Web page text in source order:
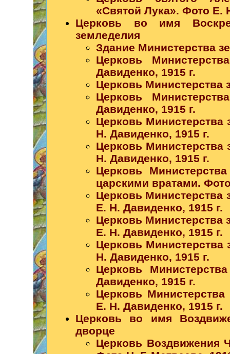
«Святой Лука». Фото Е.
Церковь во имя
земледелия
Здание Министерства
Церковь
Давиденко, 1915 г.
Церковь Министерства
Церковь
Давиденко, 1915 г.
Церковь Министерства
Н. Давиденко, 1915 г.
Церковь Министерства
Н. Давиденко, 1915 г.
Церковь
царскими вратами.
Церковь Министерства
Е. Н. Давиденко, 1915 г.
Церковь Министерства
Е. Н. Давиденко, 1915 г.
Церковь Министерства
Н. Давиденко, 1915 г.
Церковь
Давиденко, 1915 г.
Церковь
Е. Н. Давиденко, 1915 г.
Церковь во имя
дворце
Церковь Воздвижения